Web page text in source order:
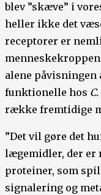
blev ”skæve” i
heller ikke det
receptorer er
alene påvisningen
funktionelle hos
række fremtidige
”Det vil gøre det
lægemidler, der er
proteiner, som
signalering og